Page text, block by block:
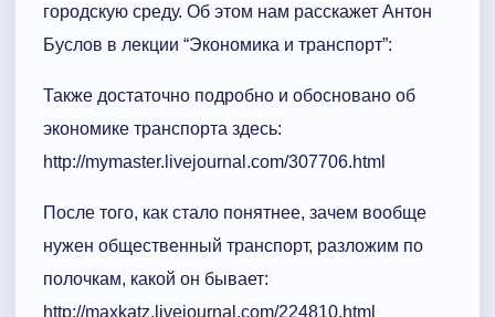
городскую среду. Об этом нам расскажет Антон
Буслов в лекции “Экономика и транспорт”:
Также достаточно подробно и обосновано об
экономике транспорта здесь:
http://mymaster.livejournal.com/307706.html
После того, как стало понятнее, зачем вообще
нужен общественный транспорт, разложим по
полочкам, какой он бывает:
http://maxkatz.livejournal.com/224810.html